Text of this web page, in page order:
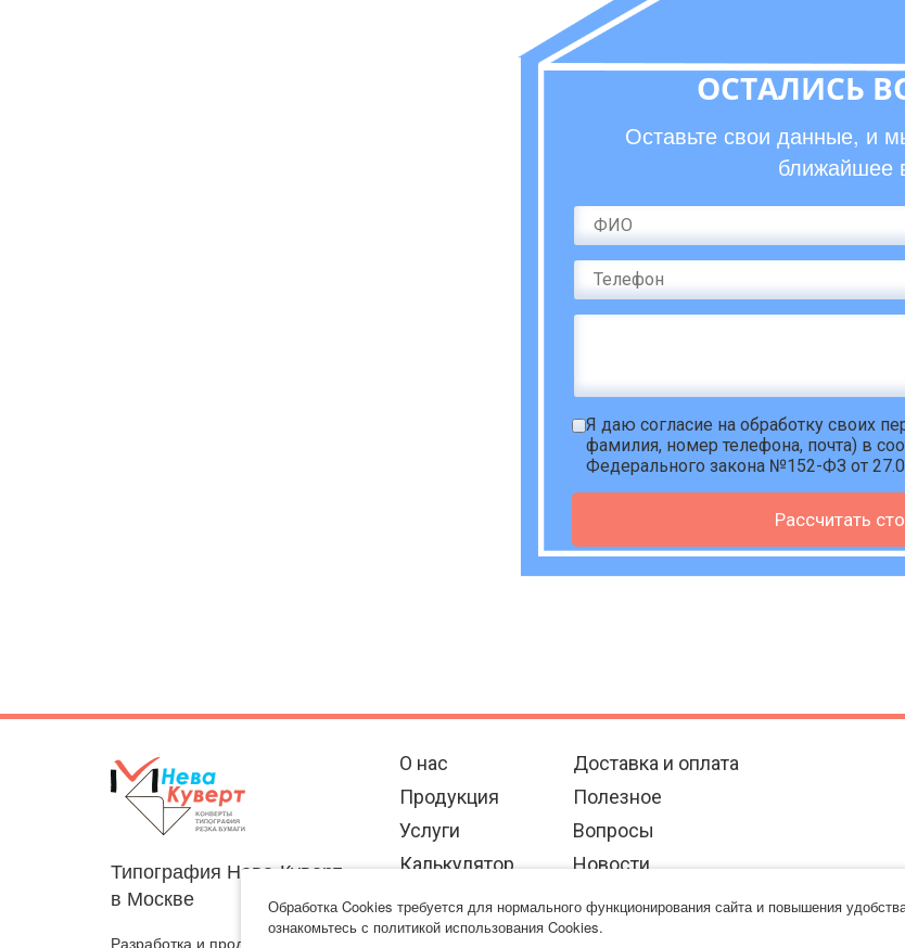
ОСТАЛИСЬ
Оставьте свои данные, и
ближайшее
Я даю согласие на обработку своих
фамилия, номер телефона, почта) в
Федерального закона №152-ФЗ от
Рассчитать
Типография Нева-Куверт
в Москве
Разработка и продвижение
О нас
Продукция
Услуги
Калькулятор
Отзывы
Доставка и оплата
Полезное
Вопросы
Новости
Контакты
Политика использования файлов
Обработка Cookies требуется для нормального функционирования сайта и повышения
ознакомьтесь с политикой использования Cookies.